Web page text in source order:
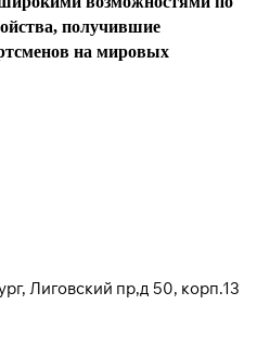
получившие
на мировых
Лиговский пр,д 50, корп.13